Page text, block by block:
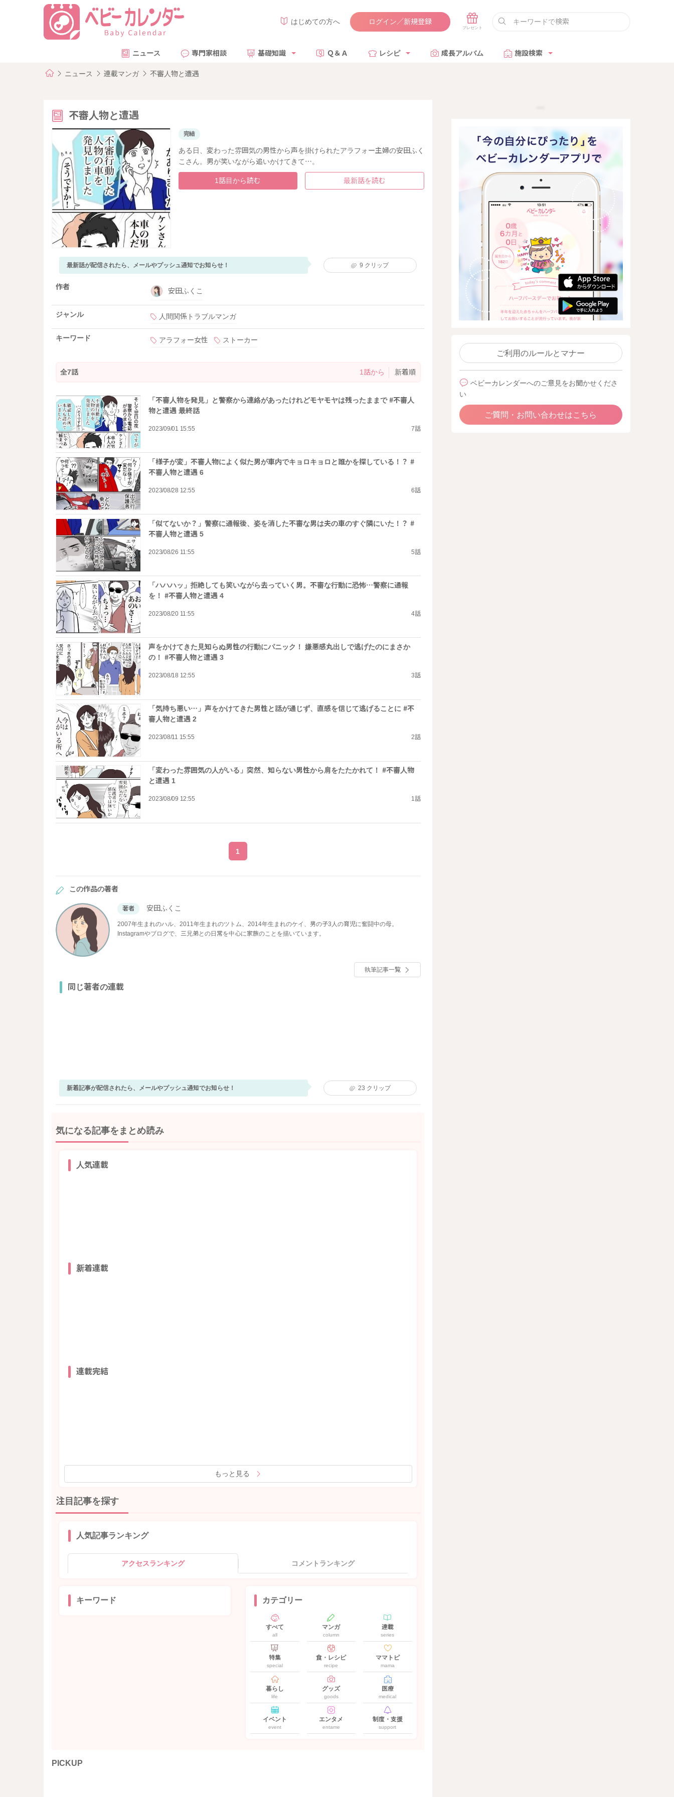
はじめての方へ ログイン／新規登録
ニュース 専門家相談 基礎知識 Ｑ＆Ａ レシピ 成長アルバム 施設検索
ニュース 連載マンガ 不審人物と遭遇
不審人物と遭遇
完結
ある日、変わった雰囲気の男性から声を掛けられたアラフォー主婦の安田ふく
こさん。男が笑いながら追いかけてきて…。
1話目から読む 最新話を読む
最新話が配信されたら、メールやプッシュ通知でお知らせ！ 9 クリップ
作者 安田ふくこ
ジャンル 人間関係トラブルマンガ
キーワード アラフォー女性 ストーカー
全7話 1話から 新着順
「不審人物を発見」と警察から連絡があったけれどモヤモヤは残ったままで #不審人
物と遭遇 最終話
2023/09/01 15:55 7話
「様子が変」不審人物によく似た男が車内でキョロキョロと誰かを探している！？ #
不審人物と遭遇 6
2023/08/28 12:55 6話
「似てないか？」警察に通報後、姿を消した不審な男は夫の車のすぐ隣にいた！？ #
不審人物と遭遇 5
2023/08/26 11:55 5話
「ハハハッ」拒絶しても笑いながら去っていく男。不審な行動に恐怖…警察に通報
を！ #不審人物と遭遇 4
2023/08/20 11:55 4話
声をかけてきた見知らぬ男性の行動にパニック！ 嫌悪感丸出しで逃げたのにまさか
の！ #不審人物と遭遇 3
2023/08/18 12:55 3話
「気持ち悪い…」声をかけてきた男性と話が通じず、直感を信じて逃げることに #不
審人物と遭遇 2
2023/08/11 15:55 2話
「変わった雰囲気の人がいる」突然、知らない男性から肩をたたかれて！ #不審人物
と遭遇 1
2023/08/09 12:55 1話
1
この作品の著者
著者 安田ふくこ
2007年生まれのハル、2011年生まれのツトム、2014年生まれのケイ、男の子3人の育児に奮闘中の母。
Instagramやブログで、三兄弟との日常を中心に家族のことを描いています。
執筆記事一覧
同じ著者の連載
新着記事が配信されたら、メールやプッシュ通知でお知らせ！ 23 クリップ
気になる記事をまとめ読み
人気連載
新着連載
連載完結
もっと見る
注目記事を探す
人気記事ランキング
アクセスランキング コメントランキング
キーワード カテゴリー
すべて
all
マンガ
column
連載
series
特集
special
食・レシピ
recipe
ママトピ
mama
暮らし
life
グッズ
goods
医療
medical
イベント
event
エンタメ
entame
制度・支援
support
PICKUP
ご利用のルールとマナー
ベビーカレンダーへのご意見をお聞かせくださ
い
ご質問・お問い合わせはこちら